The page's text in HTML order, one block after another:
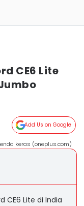
CE6 Lite
Add Us on Google
keras (oneplus.com)
CE6 Lite di India